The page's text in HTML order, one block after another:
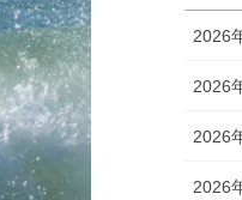
2026
2026
2026
2026